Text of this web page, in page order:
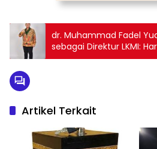
dr. Muhammad Fadel
sebagai Direktur LKMI:
Kesehatan Umat
Artikel Terkait